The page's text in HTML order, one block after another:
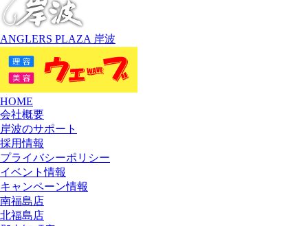
ANGLERS PLAZA 岸波
HOME
会社概要
岸波のサポート
採用情報
プライバシーポリシー
イベント情報
キャンペーン情報
南福島店
北福島店